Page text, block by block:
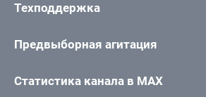
Техподдержка
Предвыборная агитация
Статистика канала в MAX